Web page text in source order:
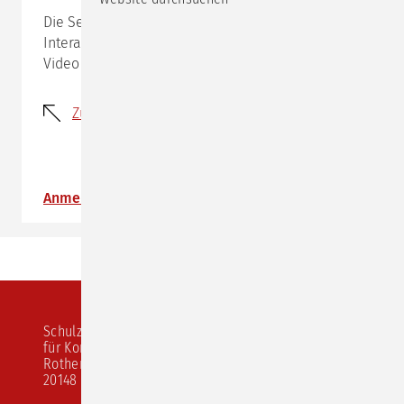
Die Seminare leben von der gemeinsamen
Interaktion, daher ist es wichtig, dass du mit Ton und
Video dabei sein kannst.
Zurück
Anmeldung
Schulz von Thun Institut
für Kommunikation
Rothenbaumchaussee 20
20148 Hamburg